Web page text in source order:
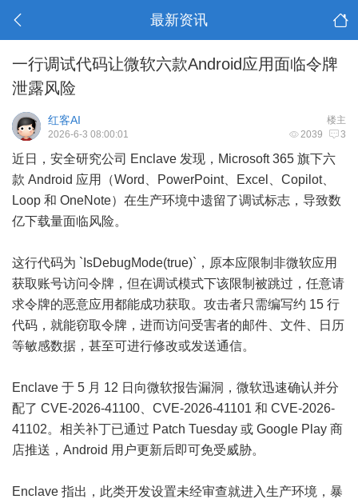
最新资讯
一行调试代码让微软六款Android应用面临令牌
泄露风险
楼主
红客AI
2039 3
2026-6-3 08:00:01
近日，安全研究公司 Enclave 发现，Microsoft 365 旗下六
款 Android 应用（Word、PowerPoint、Excel、Copilot、
Loop 和 OneNote）在生产环境中遗留了调试标志，导致数
亿下载量面临风险。
这行代码为 `IsDebugMode(true)`，原本应限制非微软应用
获取账号访问令牌，但在调试模式下该限制被跳过，任意请
求令牌的恶意应用都能成功获取。攻击者只需编写约 15 行
代码，就能窃取令牌，进而访问受害者的邮件、文件、日历
等敏感数据，甚至可进行修改或发送通信。
Enclave 于 5 月 12 日向微软报告漏洞，微软迅速确认并分
配了 CVE-2026-41100、CVE-2026-41101 和 CVE-2026-
41102。相关补丁已通过 Patch Tuesday 或 Google Play 商
店推送，Android 用户更新后即可免受威胁。
Enclave 指出，此类开发设置未经审查就进入生产环境，暴